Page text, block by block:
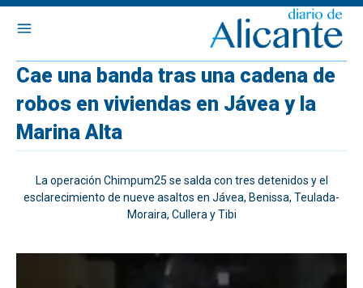
Cae una banda tras una cadena de
robos en viviendas en Jávea y la
Marina Alta
La operación Chimpum25 se salda con tres detenidos y el
esclarecimiento de nueve asaltos en Jávea, Benissa, Teulada-
Moraira, Cullera y Tibi